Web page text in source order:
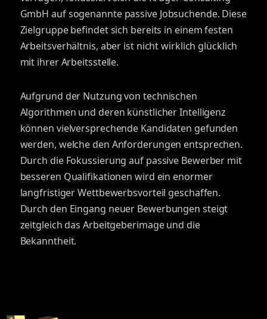
GmbH auf sogenannte passive Jobsuchende. Diese
Zielgruppe befindet sich bereits in einem festen
Arbeitsverhältnis, aber ist nicht wirklich glücklich
mit ihrer Arbeitsstelle.
Aufgrund der Nutzung von technischen
Algorithmen und deren künstlicher Intelligenz
können vielversprechende Kandidaten gefunden
werden, welche den Anforderungen entsprechen.
Durch die Fokussierung auf passive Bewerber mit
besseren Qualifikationen wird ein enormer
langfristiger Wettbewerbsvorteil geschaffen.
Durch den Eingang neuer Bewerbungen steigt
zeitgleich das Arbeitgeberimage und die
Bekanntheit.